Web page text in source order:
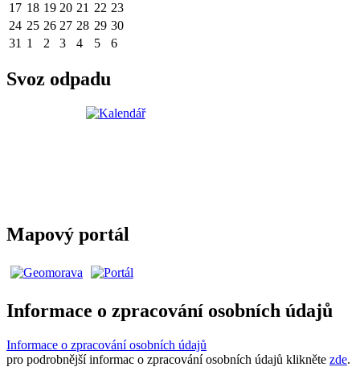
17 18 19 20 21 22 23
24 25 26 27 28 29 30
31 1 2 3 4 5 6
Svoz odpadu
Mapový portál
Informace o zpracování osobních údajů
Informace o zpracování osobních údajů
pro podrobnější informac o zpracování osobních údajů klikněte zde.